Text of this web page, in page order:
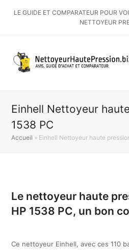
LE GUIDE ET COMPARATEUR POUR
NETTOYEUR
Einhell Nettoyeur
1538 PC
Accueil » Einhell Nettoyeur haute
Le nettoyeur haute
HP 1538 PC, un bon
Ce nettoyeur Einhell, avec ces 110